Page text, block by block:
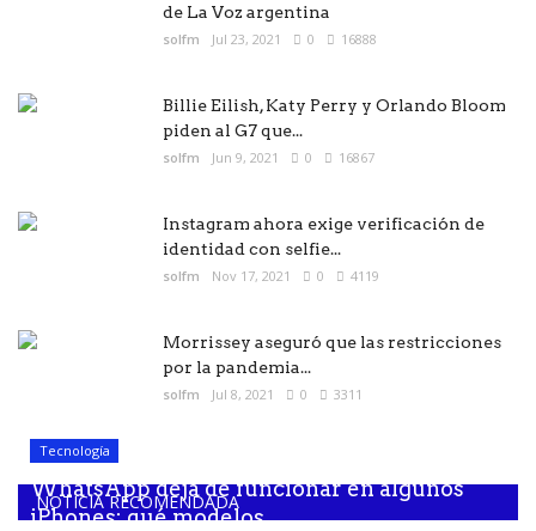
de La Voz argentina
solfm Jul 23, 2021 0 16888
Billie Eilish, Katy Perry y Orlando Bloom
piden al G7 que...
solfm Jun 9, 2021 0 16867
Instagram ahora exige verificación de
identidad con selfie...
solfm Nov 17, 2021 0 4119
Morrissey aseguró que las restricciones
por la pandemia...
solfm Jul 8, 2021 0 3311
NOTICIA RECOMENDADA
Tecnología
WhatsApp deja de funcionar en algunos
iPhones: qué modelos...